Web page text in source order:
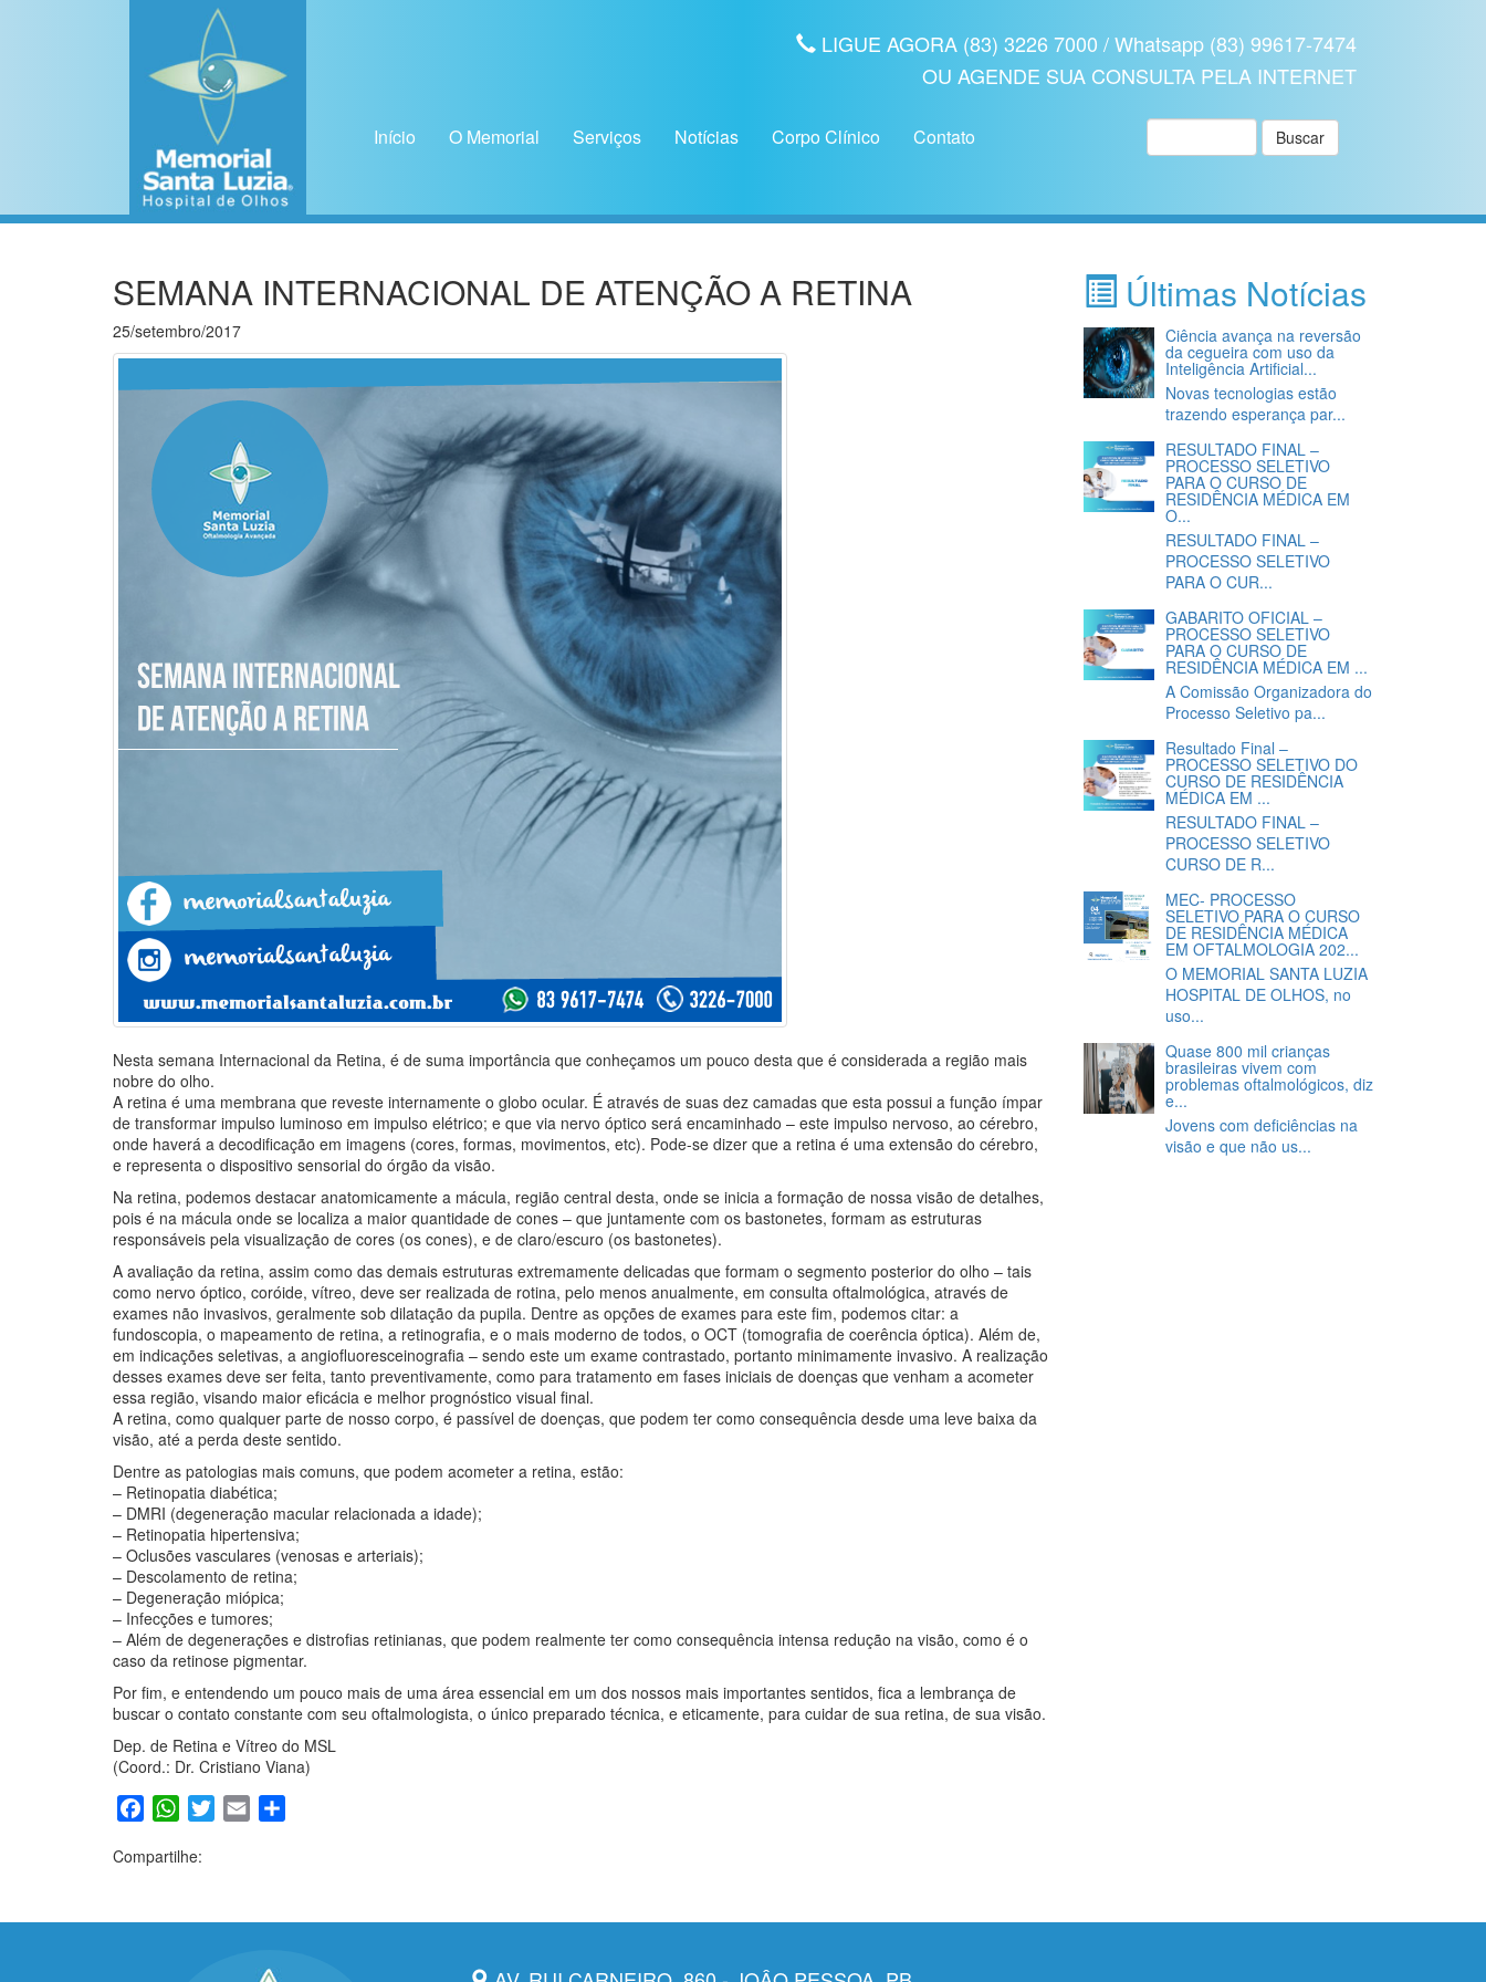
LIGUE AGORA (83) 3226 7000 / Whatsapp (83) 99617-7474
OU AGENDE SUA CONSULTA PELA INTERNET
Início O Memorial Serviços Notícias Corpo Clínico Contato Pesquisar: Buscar
SEMANA INTERNACIONAL DE ATENÇÃO A RETINA
25/setembro/2017
Nesta semana Internacional da Retina, é de suma importância que conheçamos um pouco desta que é considerada a região mais
nobre do olho.
A retina é uma membrana que reveste internamente o globo ocular. É através de suas dez camadas que esta possui a função ímpar
de transformar impulso luminoso em impulso elétrico; e que via nervo óptico será encaminhado – este impulso nervoso, ao cérebro,
onde haverá a decodificação em imagens (cores, formas, movimentos, etc). Pode-se dizer que a retina é uma extensão do cérebro,
e representa o dispositivo sensorial do órgão da visão.
Na retina, podemos destacar anatomicamente a mácula, região central desta, onde se inicia a formação de nossa visão de detalhes,
pois é na mácula onde se localiza a maior quantidade de cones – que juntamente com os bastonetes, formam as estruturas
responsáveis pela visualização de cores (os cones), e de claro/escuro (os bastonetes).
A avaliação da retina, assim como das demais estruturas extremamente delicadas que formam o segmento posterior do olho – tais
como nervo óptico, coróide, vítreo, deve ser realizada de rotina, pelo menos anualmente, em consulta oftalmológica, através de
exames não invasivos, geralmente sob dilatação da pupila. Dentre as opções de exames para este fim, podemos citar: a
fundoscopia, o mapeamento de retina, a retinografia, e o mais moderno de todos, o OCT (tomografia de coerência óptica). Além de,
em indicações seletivas, a angiofluoresceinografia – sendo este um exame contrastado, portanto minimamente invasivo. A realização
desses exames deve ser feita, tanto preventivamente, como para tratamento em fases iniciais de doenças que venham a acometer
essa região, visando maior eficácia e melhor prognóstico visual final.
A retina, como qualquer parte de nosso corpo, é passível de doenças, que podem ter como consequência desde uma leve baixa da
visão, até a perda deste sentido.
Dentre as patologias mais comuns, que podem acometer a retina, estão:
– Retinopatia diabética;
– DMRI (degeneração macular relacionada a idade);
– Retinopatia hipertensiva;
– Oclusões vasculares (venosas e arteriais);
– Descolamento de retina;
– Degeneração miópica;
– Infecções e tumores;
– Além de degenerações e distrofias retinianas, que podem realmente ter como consequência intensa redução na visão, como é o
caso da retinose pigmentar.
Por fim, e entendendo um pouco mais de uma área essencial em um dos nossos mais importantes sentidos, fica a lembrança de
buscar o contato constante com seu oftalmologista, o único preparado técnica, e eticamente, para cuidar de sua retina, de sua visão.
Dep. de Retina e Vítreo do MSL
(Coord.: Dr. Cristiano Viana)
FacebookWhatsAppTwitterEmail
Compartilhe:
Últimas Notícias
Ciência avança na reversão
da cegueira com uso da
Inteligência Artificial...
Novas tecnologias estão
trazendo esperança par...
RESULTADO FINAL –
PROCESSO SELETIVO
PARA O CURSO DE
RESIDÊNCIA MÉDICA EM
O...
RESULTADO FINAL –
PROCESSO SELETIVO
PARA O CUR...
GABARITO OFICIAL –
PROCESSO SELETIVO
PARA O CURSO DE
RESIDÊNCIA MÉDICA EM ...
A Comissão Organizadora do
Processo Seletivo pa...
Resultado Final –
PROCESSO SELETIVO DO
CURSO DE RESIDÊNCIA
MÉDICA EM ...
RESULTADO FINAL –
PROCESSO SELETIVO
CURSO DE R...
MEC- PROCESSO
SELETIVO PARA O CURSO
DE RESIDÊNCIA MÉDICA
EM OFTALMOLOGIA 202...
O MEMORIAL SANTA LUZIA
HOSPITAL DE OLHOS, no
uso...
Quase 800 mil crianças
brasileiras vivem com
problemas oftalmológicos, diz
e...
Jovens com deficiências na
visão e que não us...